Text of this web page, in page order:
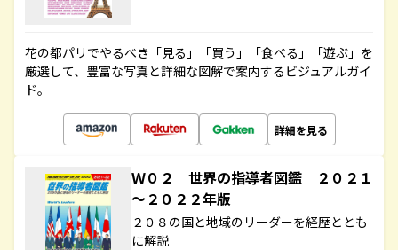
花の都パリでやるべき「見る」「買う」「食べる」「遊ぶ」を
厳選して、豊富な写真と詳細な図解で案内するビジュアルガイ
ド。
詳細を見る
Ｗ０２ 世界の指導者図鑑 ２０２１
～２０２２年版
２０８の国と地域のリーダーを経歴ととも
に解説